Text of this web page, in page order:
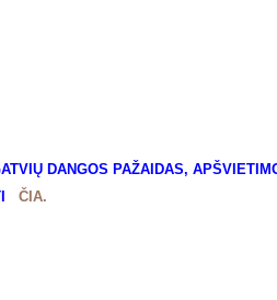
DANGOS PAŽAIDAS,
ČIA.